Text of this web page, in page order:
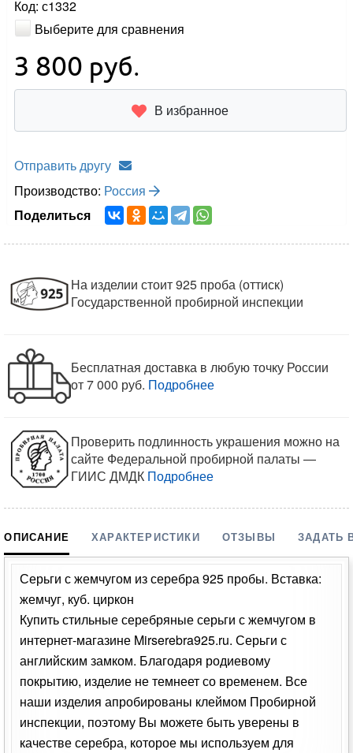
Код: с1332
Выберите для сравнения
3 800 руб.
В избранное
Отправить другу
Производство: Россия
Поделиться
На изделии стоит 925 проба (оттиск)
Государственной пробирной инспекции
Бесплатная доставка в любую точку России
от 7 000 руб. Подробнее
Проверить подлинность украшения можно на
сайте Федеральной пробирной палаты —
ГИИС ДМДК Подробнее
ОПИСАНИЕ ХАРАКТЕРИСТИКИ ОТЗЫВЫ ЗАДАТЬ
Серьги с жемчугом из серебра 925 пробы. Вставка:
жемчуг, куб. циркон
Купить стильные серебряные серьги с жемчугом в
интернет-магазине Mirserebra925.ru. Серьги с
английским замком. Благодаря родиевому
покрытию, изделие не темнеет со временем. Все
наши изделия апробированы клеймом Пробирной
инспекции, поэтому Вы можете быть уверены в
качестве серебра, которое мы используем для